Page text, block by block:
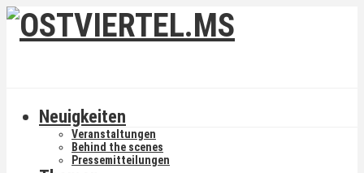
Neuigkeiten
Veranstaltungen
Behind the scenes
Pressemitteilungen